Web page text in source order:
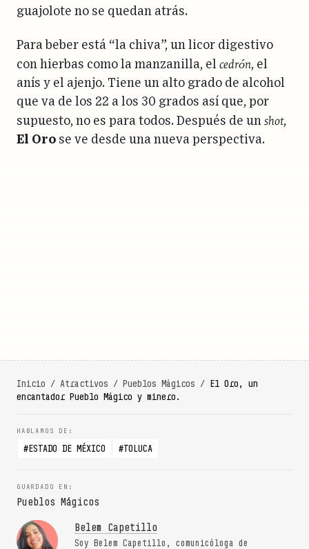
guajolote no se quedan atrás.
Para beber está “la chiva”, un licor digestivo
con hierbas como la manzanilla, el cedrón, el
anís y el ajenjo. Tiene un alto grado de alcohol
que va de los 22 a los 30 grados así que, por
supuesto, no es para todos. Después de un shot,
El Oro se ve desde una nueva perspectiva.
Inicio / Atractivos / Pueblos Mágicos / El Oro, un
encantador Pueblo Mágico y minero.
ESTADO DE MÉXICO TOLUCA
Pueblos Mágicos
Belem Capetillo
Soy Belem Capetillo, comunicóloga de